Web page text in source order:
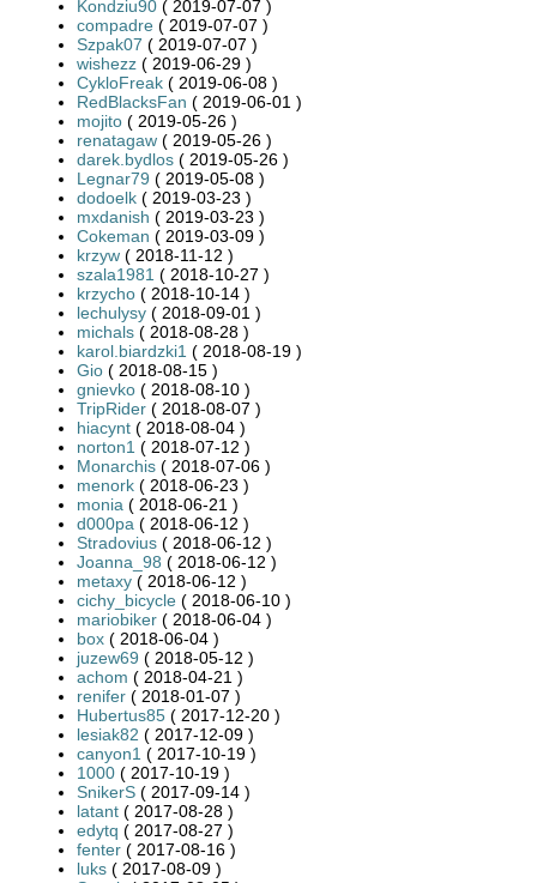
Kondziu90 ( 2019-07-07 )
compadre ( 2019-07-07 )
Szpak07 ( 2019-07-07 )
wishezz ( 2019-06-29 )
CykloFreak ( 2019-06-08 )
RedBlacksFan ( 2019-06-01 )
mojito ( 2019-05-26 )
renatagaw ( 2019-05-26 )
darek.bydlos ( 2019-05-26 )
Legnar79 ( 2019-05-08 )
dodoelk ( 2019-03-23 )
mxdanish ( 2019-03-23 )
Cokeman ( 2019-03-09 )
krzyw ( 2018-11-12 )
szala1981 ( 2018-10-27 )
krzycho ( 2018-10-14 )
lechulysy ( 2018-09-01 )
michals ( 2018-08-28 )
karol.biardzki1 ( 2018-08-19 )
Gio ( 2018-08-15 )
gnievko ( 2018-08-10 )
TripRider ( 2018-08-07 )
hiacynt ( 2018-08-04 )
norton1 ( 2018-07-12 )
Monarchis ( 2018-07-06 )
menork ( 2018-06-23 )
monia ( 2018-06-21 )
d000pa ( 2018-06-12 )
Stradovius ( 2018-06-12 )
Joanna_98 ( 2018-06-12 )
metaxy ( 2018-06-12 )
cichy_bicycle ( 2018-06-10 )
mariobiker ( 2018-06-04 )
box ( 2018-06-04 )
juzew69 ( 2018-05-12 )
achom ( 2018-04-21 )
renifer ( 2018-01-07 )
Hubertus85 ( 2017-12-20 )
lesiak82 ( 2017-12-09 )
canyon1 ( 2017-10-19 )
1000 ( 2017-10-19 )
SnikerS ( 2017-09-14 )
latant ( 2017-08-28 )
edytq ( 2017-08-27 )
fenter ( 2017-08-16 )
luks ( 2017-08-09 )